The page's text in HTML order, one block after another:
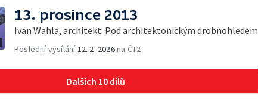
13. prosince 2013
Ivan Wahla, architekt: Pod architektonickým drobnohledem
Poslední vysílání 12. 2. 2026na ČT2
Dalších 10 dílů